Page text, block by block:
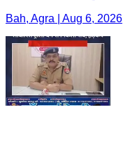
Bah, Agra | Aug 6, 2026